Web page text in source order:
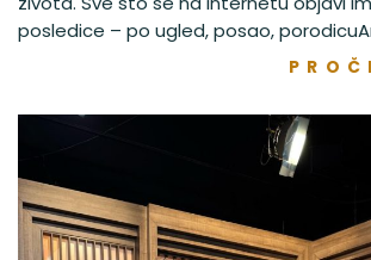
posledice – po ugled, posao,